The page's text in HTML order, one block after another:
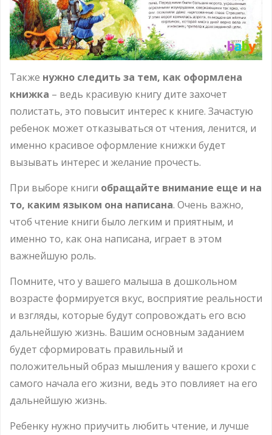
Также нужно следить за тем, как оформлена
книжка – ведь красивую книгу дите захочет
полистать, это повысит интерес к книге. Зачастую
ребенок может отказываться от чтения, ленится, и
именно красивое оформление книжки будет
вызывать интерес и желание прочесть.
При выборе книги обращайте внимание еще и на
то, каким языком она написана. Очень важно,
чтоб чтение книги было легким и приятным, и
именно то, как она написана, играет в этом
важнейшую роль.
Помните, что у вашего малыша в дошкольном
возрасте формируется вкус, восприятие реальности
и взгляды, которые будут сопровождать его всю
дальнейшую жизнь. Вашим основным заданием
будет сформировать правильный и
положительный образ мышления у вашего крохи с
самого начала его жизни, ведь это повлияет на его
дальнейшую жизнь.
Ребенку нужно приучить любить чтение, и лучше